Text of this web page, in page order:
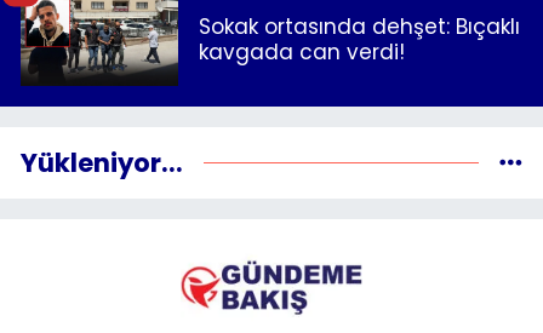
Sokak ortasında dehşet: Bıçaklı
kavgada can verdi!
Yükleniyor...